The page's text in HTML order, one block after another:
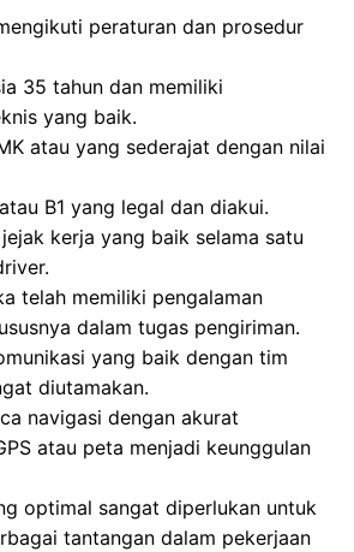
peraturan dan prosedur
35 tahun dan memiliki
yang baik.
atau yang sederajat dengan nilai
B1 yang legal dan diakui.
kerja yang baik selama satu
telah memiliki pengalaman
dalam tugas pengiriman.
yang baik dengan tim
diutamakan.
navigasi dengan akurat
atau peta menjadi keunggulan
optimal sangat diperlukan untuk
tantangan dalam pekerjaan